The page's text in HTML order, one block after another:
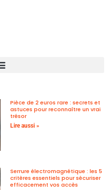
Pièce de 2 euros rare : secrets et
astuces pour reconnaître un vrai
trésor
Lire aussi »
Serrure électromagnétique : les 5
critères essentiels pour sécuriser
efficacement vos accès